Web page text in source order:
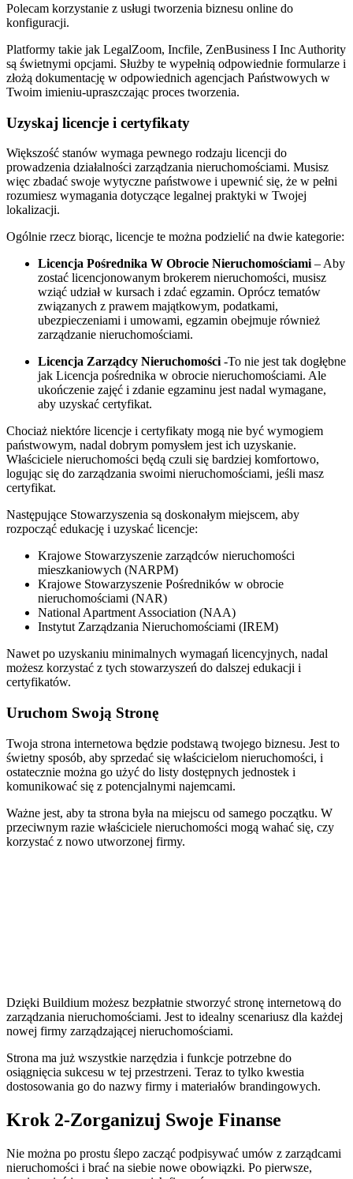
Polecam korzystanie z usługi tworzenia biznesu online do
konfiguracji.
Platformy takie jak LegalZoom, Incfile, ZenBusiness I Inc Authority
są świetnymi opcjami. Służby te wypełnią odpowiednie formularze i
złożą dokumentację w odpowiednich agencjach Państwowych w
Twoim imieniu-upraszczając proces tworzenia.
Uzyskaj licencje i certyfikaty
Większość stanów wymaga pewnego rodzaju licencji do
prowadzenia działalności zarządzania nieruchomościami. Musisz
więc zbadać swoje wytyczne państwowe i upewnić się, że w pełni
rozumiesz wymagania dotyczące legalnej praktyki w Twojej
lokalizacji.
Ogólnie rzecz biorąc, licencje te można podzielić na dwie kategorie:
Licencja Pośrednika W Obrocie Nieruchomościami – Aby
zostać licencjonowanym brokerem nieruchomości, musisz
wziąć udział w kursach i zdać egzamin. Oprócz tematów
związanych z prawem majątkowym, podatkami,
ubezpieczeniami i umowami, egzamin obejmuje również
zarządzanie nieruchomościami.
Licencja Zarządcy Nieruchomości -To nie jest tak dogłębne
jak Licencja pośrednika w obrocie nieruchomościami. Ale
ukończenie zajęć i zdanie egzaminu jest nadal wymagane,
aby uzyskać certyfikat.
Chociaż niektóre licencje i certyfikaty mogą nie być wymogiem
państwowym, nadal dobrym pomysłem jest ich uzyskanie.
Właściciele nieruchomości będą czuli się bardziej komfortowo,
logując się do zarządzania swoimi nieruchomościami, jeśli masz
certyfikat.
Następujące Stowarzyszenia są doskonałym miejscem, aby
rozpocząć edukację i uzyskać licencje:
Krajowe Stowarzyszenie zarządców nieruchomości
mieszkaniowych (NARPM)
Krajowe Stowarzyszenie Pośredników w obrocie
nieruchomościami (NAR)
National Apartment Association (NAA)
Instytut Zarządzania Nieruchomościami (IREM)
Nawet po uzyskaniu minimalnych wymagań licencyjnych, nadal
możesz korzystać z tych stowarzyszeń do dalszej edukacji i
certyfikatów.
Uruchom Swoją Stronę
Twoja strona internetowa będzie podstawą twojego biznesu. Jest to
świetny sposób, aby sprzedać się właścicielom nieruchomości, i
ostatecznie można go użyć do listy dostępnych jednostek i
komunikować się z potencjalnymi najemcami.
Ważne jest, aby ta strona była na miejscu od samego początku. W
przeciwnym razie właściciele nieruchomości mogą wahać się, czy
korzystać z nowo utworzonej firmy.
Dzięki Buildium możesz bezpłatnie stworzyć stronę internetową do
zarządzania nieruchomościami. Jest to idealny scenariusz dla każdej
nowej firmy zarządzającej nieruchomościami.
Strona ma już wszystkie narzędzia i funkcje potrzebne do
osiągnięcia sukcesu w tej przestrzeni. Teraz to tylko kwestia
dostosowania go do nazwy firmy i materiałów brandingowych.
Krok 2-Zorganizuj Swoje Finanse
Nie można po prostu ślepo zacząć podpisywać umów z zarządcami
nieruchomości i brać na siebie nowe obowiązki. Po pierwsze,